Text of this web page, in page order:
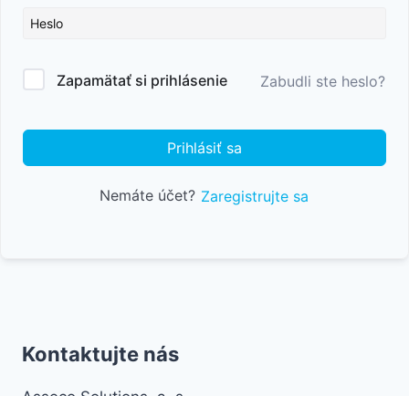
Zapamätať si prihlásenie Zabudli ste heslo?
Prihlásiť sa
Nemáte účet? Zaregistrujte sa
Kontaktujte nás